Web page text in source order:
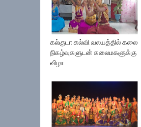
கல்குடா கல்வி வலயத்தில் கலை
நிகழ்வுகளுடன் கலைமகளுக்கு
விழா